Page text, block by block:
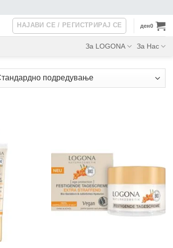
НАЈАВИ СЕ / РЕГИСТРИРАЈ СЕ ден0
За LOGONA За Нас